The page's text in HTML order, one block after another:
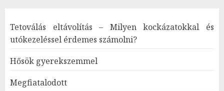
Tetoválás eltávolítás – Milyen kockázatokkal és
utókezeléssel érdemes számolni?
Hősök gyerekszemmel
Megfiatalodott